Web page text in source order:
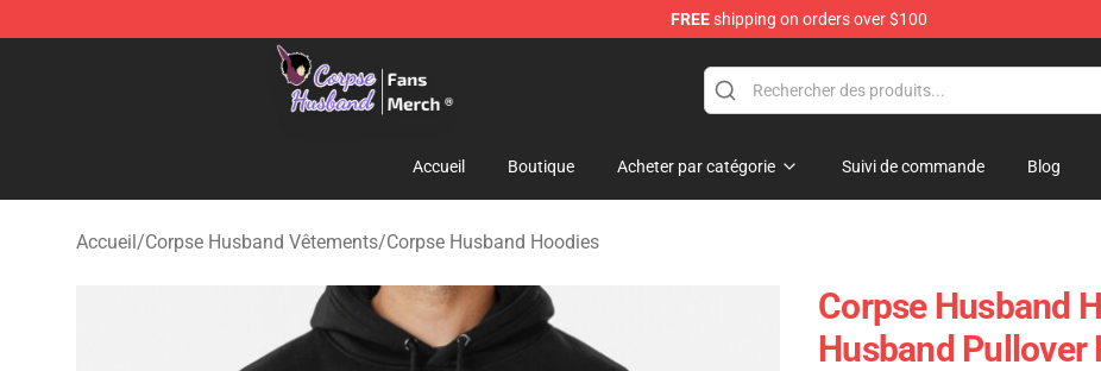
FREEshipping on orders over $100
Corpse Husband Store - Official Corpse Husband Merchandise Shop
Accueil Boutique Acheter par catégorie Suivi de commande Blog
Accueil/Corpse Husband Vêtements/Corpse Husband Hoodies
Corpse Husband
Husband Pullover